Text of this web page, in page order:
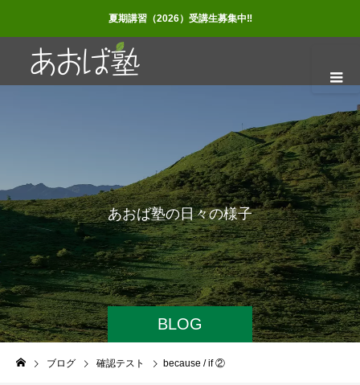
夏期講習（2026）受講生募集中‼
BLOG
あおば塾の日々の様子
ブログ 確認テスト because / if ②